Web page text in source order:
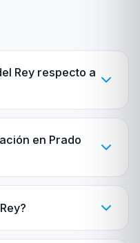
Rey respecto a
en Prado